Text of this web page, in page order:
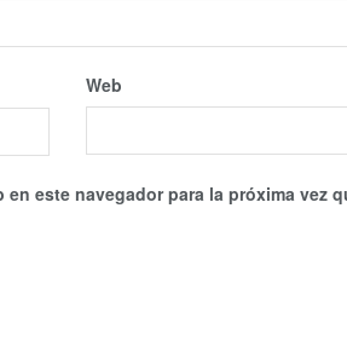
Web
este navegador para la próxima vez